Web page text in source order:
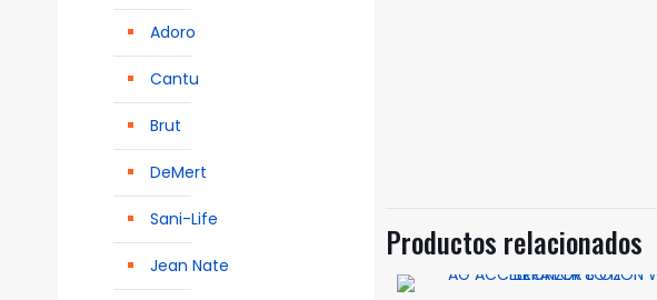
Productos relacionados
Adoro
Cantu
Brut
DeMert
Sani-Life
Jean Nate